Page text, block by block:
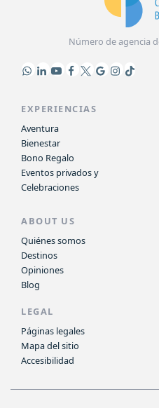
Número de agencia
EXPERIENCIAS
Aventura
Bienestar
Bono Regalo
Eventos privados y
Celebraciones
ABOUT US
Quiénes somos
Destinos
Opiniones
Blog
LEGAL
Páginas legales
Mapa del sitio
Accesibilidad